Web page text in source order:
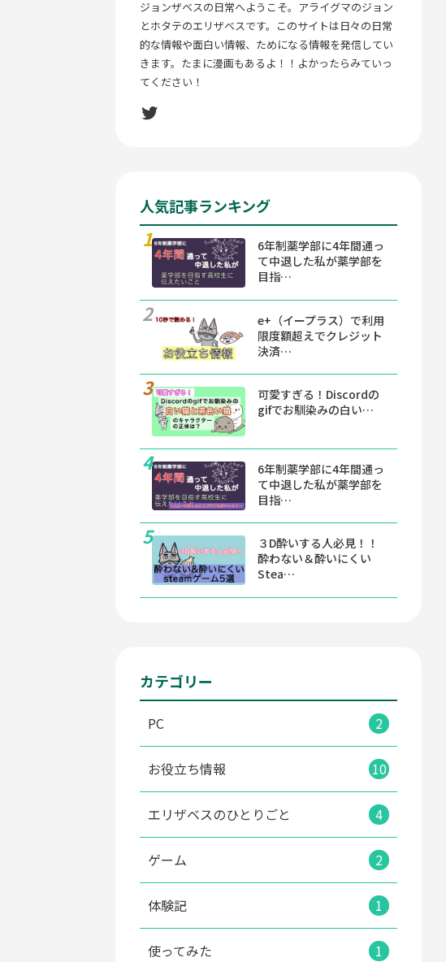
ジョンザベスの日常へようこそ。アライグマのジョン
とホタテのエリザベスです。このサイトは日々の日常
的な情報や面白い情報、ためになる情報を発信してい
きます。たまに漫画もあるよ！！よかったらみていっ
てください！
Twitter
人気記事ランキング
6年制薬学部に4年間通っ
て中退した私が薬学部を
目指…
e+（イープラス）で利用
限度額超えでクレジット
決済…
可愛すぎる！Discordの
gifでお馴染みの白い…
6年制薬学部に4年間通っ
て中退した私が薬学部を
目指…
３D酔いする人必見！！
酔わない＆酔いにくい
Stea…
カテゴリー
PC 2
お役立ち情報 10
エリザベスのひとりごと 4
ゲーム 2
体験記 1
使ってみた 1